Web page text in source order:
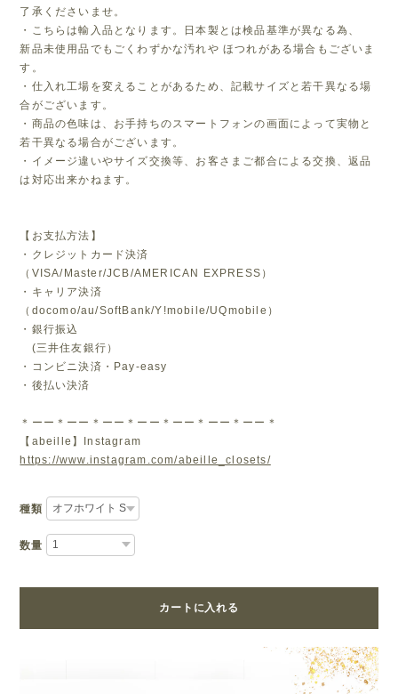
了承くださいませ。
・こちらは輸入品となります。日本製とは検品基準が異なる為、
新品未使用品でもごくわずかな汚れや ほつれがある場合もございま
す。
・仕入れ工場を変えることがあるため、記載サイズと若干異なる場
合がございます。
・商品の色味は、お手持ちのスマートフォンの画面によって実物と
若干異なる場合がございます。
・イメージ違いやサイズ交換等、お客さまご都合による交換、返品
は対応出来かねます。
【お支払方法】
・クレジットカード決済
（VISA/Master/JCB/AMERICAN EXPRESS）
・キャリア決済
（docomo/au/SoftBank/Y!mobile/UQmobile）
・銀行振込
(三井住友銀行）
・コンビニ決済・Pay-easy
・後払い決済
＊ーー＊ーー＊ーー＊ーー＊ーー＊ーー＊ーー＊
【abeille】Instagram
https://www.instagram.com/abeille_closets/
種類
数量
カートに入れる